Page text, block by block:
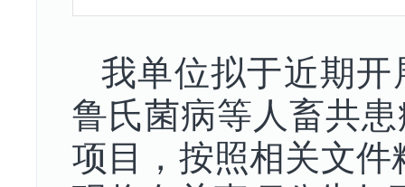
我单位拟于近期开
鲁氏菌病等人畜共
项目，按照相关文